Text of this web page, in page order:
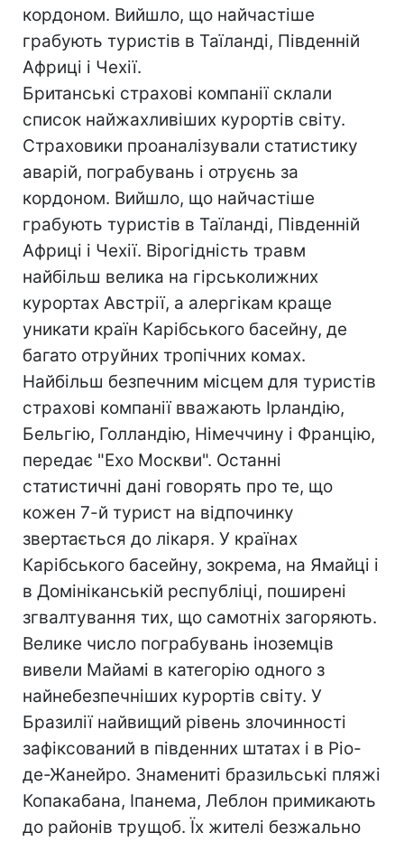
кордоном. Вийшло, що найчастіше
грабують туристів в Таїланді, Південній
Африці і Чехії.
Британські страхові компанії склали
список найжахливіших курортів світу.
Страховики проаналізували статистику
аварій, пограбувань і отруєнь за
кордоном. Вийшло, що найчастіше
грабують туристів в Таїланді, Південній
Африці і Чехії. Вірогідність травм
найбільш велика на гірськолижних
курортах Австрії, а алергікам краще
уникати країн Карібського басейну, де
багато отруйних тропічних комах.
Найбільш безпечним місцем для туристів
страхові компанії вважають Ірландію,
Бельгію, Голландію, Німеччину і Францію,
передає "Ехо Москви". Останні
статистичні дані говорять про те, що
кожен 7-й турист на відпочинку
звертається до лікаря. У країнах
Карібського басейну, зокрема, на Ямайці і
в Домініканській республіці, поширені
згвалтування тих, що самотніх загоряють.
Велике число пограбувань іноземців
вивели Майамі в категорію одного з
найнебезпечніших курортів світу. У
Бразилії найвищий рівень злочинності
зафіксований в південних штатах і в Ріо-
де-Жанейро. Знамениті бразильські пляжі
Копакабана, Іпанема, Леблон примикають
до районів трущоб. Їх жителі безжально